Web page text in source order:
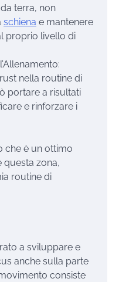
terra, non
schiena e mantenere
proprio livello di
nella routine di
portare a risultati
e rinforzare i
che è un ottimo
questa zona,
routine di
a sviluppare e
anche sulla parte
consiste